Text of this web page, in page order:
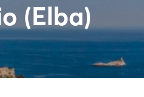
(Elba)